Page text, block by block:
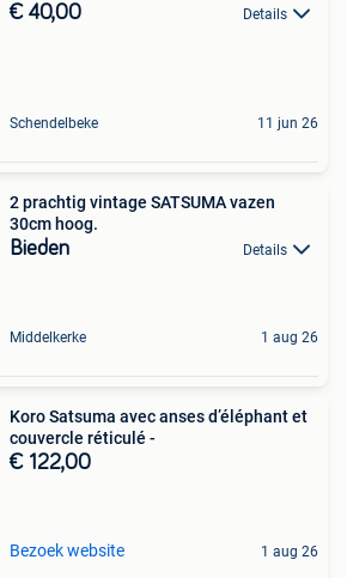
€ 40,00 Details
Schendelbeke 11 jun 26
2 prachtig vintage SATSUMA vazen
30cm hoog.
Bieden Details
Middelkerke 1 aug 26
Koro Satsuma avec anses d’éléphant et
couvercle réticulé -
€ 122,00
Bezoek website 1 aug 26